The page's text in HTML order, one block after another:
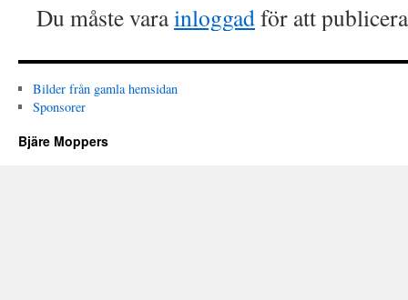
Du måste varainloggadför att
Bilder från gamla hemsidan
Sponsorer
Bjäre Moppers